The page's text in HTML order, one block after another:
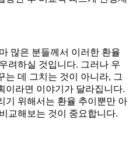
많은 분들께서 이러한 환율
려하실 것입니다. 그러나 우
는 데 그치는 것이 아니라, 그
이라면 이야기가 달라집니다.
기 위해서는 환율 추이뿐만 아
교해보는 것이 중요합니다.